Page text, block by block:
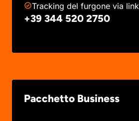
Tracking del furgone via link
+39 344 520 2750
Pacchetto Business